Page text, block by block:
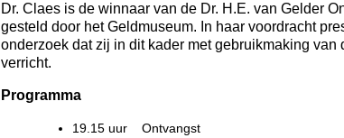
Dr. Claes is de winnaar van de Dr. H.E. van Gelder
gesteld door het Geldmuseum. In haar voordracht
onderzoek dat zij in dit kader met gebruikmaking
verricht.
Programma
19.15 uur Ontvangst